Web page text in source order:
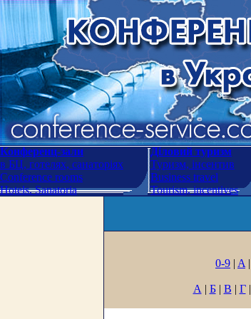
Конференц-зали
в БЦ, готелях, санаторіях
Conference rooms
Hotels. Sanatoria
Діловий туризм
Туризм, інсентив
Business travel
Tourism, incentives
0-9 | A |
А | Б| В | Г|